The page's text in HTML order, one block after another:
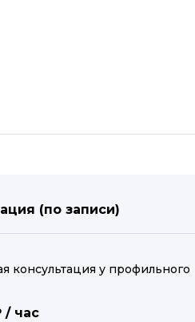
(по записи)
консультация у профильного
/ час